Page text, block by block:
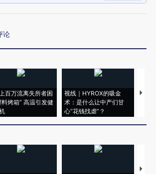
论
百万流离失所者困
料烤箱” 高温引发健
视线｜HYROX的吸金
术：是什么让中产们甘
心“花钱找虐”？
马航
【推